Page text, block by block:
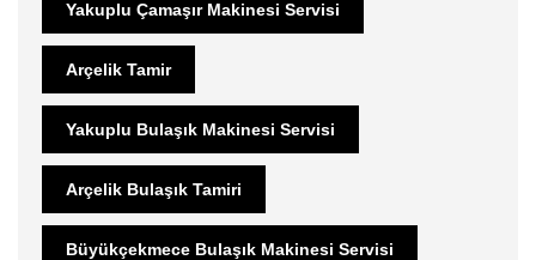
Yakuplu Çamaşır Makinesi Servisi
Arçelik Tamir
Yakuplu Bulaşık Makinesi Servisi
Arçelik Bulaşık Tamiri
Büyükçekmece Bulaşık Makinesi Servisi